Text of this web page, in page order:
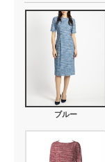
ブルー